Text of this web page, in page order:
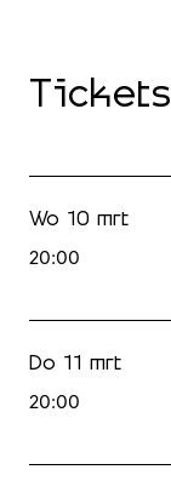
Tickets
Wo 10 mrt
20:00
Do 11 mrt
20:00